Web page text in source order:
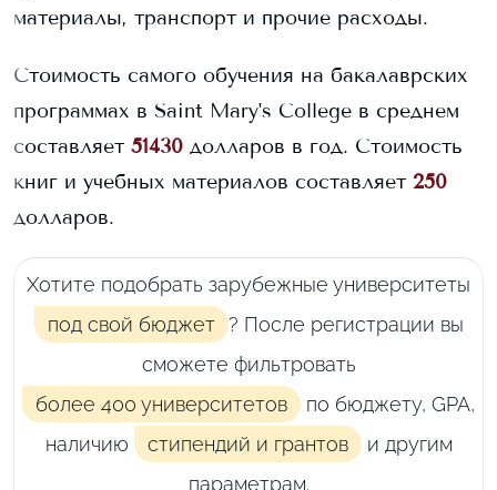
материалы, транспорт и прочие расходы.
Стоимость самого обучения на бакалаврских
программах в Saint Mary's College в среднем
составляет 51430 долларов в год. Стоимость
книг и учебных материалов составляет 250
долларов.
Хотите подобрать зарубежные университеты
под свой бюджет ? После регистрации вы
сможете фильтровать
более 400 университетов
по бюджету, GPA,
наличию
стипендий и грантов и другим
параметрам.